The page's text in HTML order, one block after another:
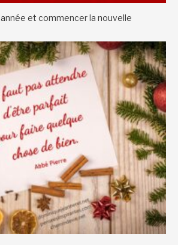
et commencer la nouvelle